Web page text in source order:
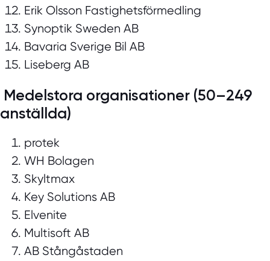
Erik Olsson Fastighetsförmedling
Synoptik Sweden AB
Bavaria Sverige Bil AB
Liseberg AB
Medelstora organisationer (50–249
anställda)
protek
WH Bolagen
Skyltmax
Key Solutions AB
Elvenite
Multisoft AB
AB Stångåstaden